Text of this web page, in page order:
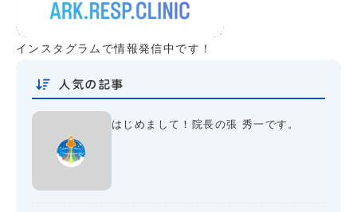
インスタグラムで情報発信中です！
人気の記事
はじめまして！院長の張 秀一です。